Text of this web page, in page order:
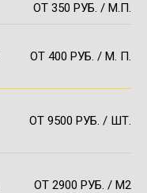
ОТ 350 РУБ. / М.П.
ОТ 400 РУБ. / М. П.
ОТ 9500 РУБ. / ШТ.
ОТ 2900 РУБ. / М2